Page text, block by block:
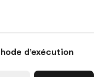
d’exécution